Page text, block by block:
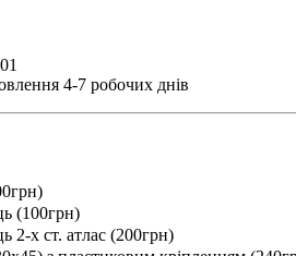
4-7 робочих днів
(100грн)
2-х ст. атлас (200грн)